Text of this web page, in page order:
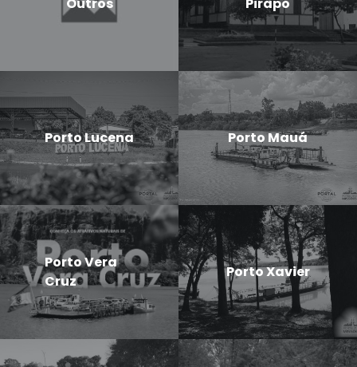
Porto Lucena Porto Mauá
Porto Vera
Cruz
Porto Xavier